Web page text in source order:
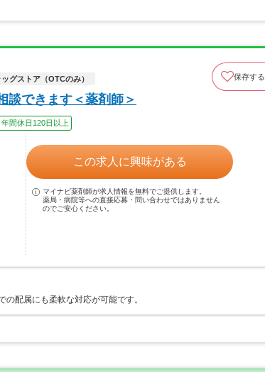
ッグストア（OTCのみ） 保存する
談できます＜薬剤師＞
年間休日120日以上
この求人に興味がある
マイナビ薬剤師が求人情報を無料でご提供します。
薬局・病院等への直接応募・問い合わせではありません
のでご安心ください。
配属にも柔軟な対応が可能です。